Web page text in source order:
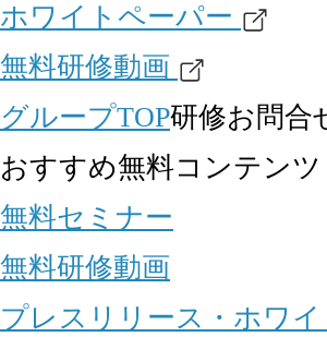
ホワイトペーパー
無料研修動画
グループTOP研修お問合
おすすめ無料コンテンツ
無料セミナー
無料研修動画
プレスリリース・ホワ